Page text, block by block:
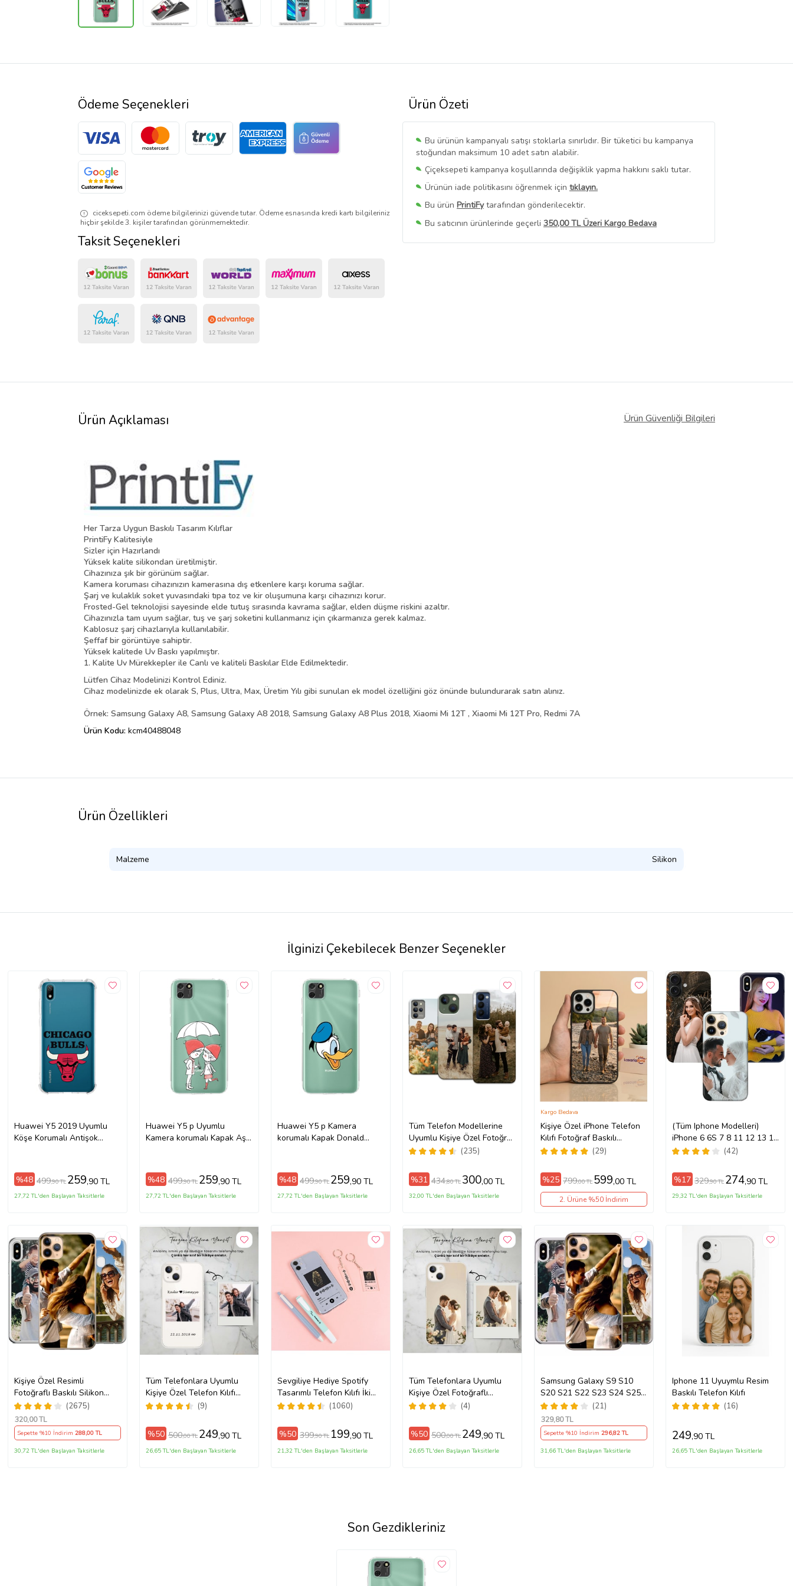
Ürün Özeti
Bu ürünün kampanyalı satışı stoklarla sınırlıdır. Bir tüketici bu kampanya
stoğundan maksimum 10 adet satın alabilir.
Çiçeksepeti kampanya koşullarında değişiklik yapma hakkını saklı tutar.
Ürünün iade politikasını öğrenmek için tıklayın.
Bu ürün PrintiFytarafından gönderilecektir.
Bu satıcının ürünlerinde geçerli 350,00 TL Üzeri Kargo Bedava
Bu SatıcınınTüm Ürünlerini Görüntüle
Ödeme Seçenekleri
ciceksepeti.com ödeme bilgilerinizi güvende tutar. Ödeme esnasında kredi kartı bilgileriniz
hiçbir şekilde 3. kişiler tarafından görünmemektedir.
Taksit Seçenekleri
Ürün Açıklaması Ürün Güvenliği Bilgileri
Her Tarza Uygun Baskılı Tasarım Kılıflar
PrintiFy Kalitesiyle
Sizler için Hazırlandı
Yüksek kalite silikondan üretilmiştir.
Cihazınıza şık bir görünüm sağlar.
Kamera koruması cihazınızın kamerasına dış etkenlere karşı koruma sağlar.
Şarj ve kulaklık soket yuvasındaki tıpa toz ve kir oluşumuna karşı cihazınızı korur.
Frosted-Gel teknolojisi sayesinde elde tutuş sırasında kavrama sağlar, elden düşme riskini azaltır.
Cihazınızla tam uyum sağlar, tuş ve şarj soketini kullanmanız için çıkarmanıza gerek kalmaz.
Kablosuz şarj cihazlarıyla kullanılabilir.
Şeffaf bir görüntüye sahiptir.
Yüksek kalitede Uv Baskı yapılmıştır.
1. Kalite Uv Mürekkepler ile Canlı ve kaliteli Baskılar Elde Edilmektedir.
Lütfen Cihaz Modelinizi Kontrol Ediniz.
Cihaz modelinizde ek olarak S, Plus, Ultra, Max, Üretim Yılı gibi sunulan ek model özelliğini göz önünde bulundurarak satın alınız.
Örnek: Samsung Galaxy A8, Samsung Galaxy A8 2018, Samsung Galaxy A8 Plus 2018, Xiaomi Mi 12T , Xiaomi Mi 12T Pro, Redmi 7A
Ürün Kodu: kcm40488048
Ürün Özellikleri
Malzeme Silikon
İlginizi Çekebilecek Benzer Seçenekler
Huawei Y5 2019 Uyumlu
Köşe Korumalı Antişok
%48 499,90 TL 259,90 TL
27,72 TL'den Başlayan Taksitlerle
Huawei Y5 p Uyumlu
Kamera korumalı Kapak Aşk
%48 499,90 TL 259,90 TL
27,72 TL'den Başlayan Taksitlerle
Huawei Y5 p Kamera
korumalı Kapak Donald
%48 499,90 TL 259,90 TL
27,72 TL'den Başlayan Taksitlerle
Tüm Telefon Modellerine
Uyumlu Kişiye Özel Fotoğraf
Baskılı Telefon Kılıfı
(235)
%31 434,80 TL 300,00 TL
32,00 TL'den Başlayan Taksitlerle
Kişiye Özel iPhone Telefon
Kılıfı Fotoğraf Baskılı
11/13/14/14Pro/14ProMax/15/15Pro/15ProMax/16/16e/16Plus/
(29)
Kargo Bedava
%25 799,00 TL 599,00 TL
2. Ürüne %50 İndirim
(Tüm Iphone Modelleri)
iPhone 6 6S 7 8 11 12 13 14
15 16 17 Pro Max Plus Mini
Fotoğraflı Kılıf
(42)
%17 329,90 TL 274,90 TL
29,32 TL'den Başlayan Taksitlerle
Kişiye Özel Resimli
Fotoğraflı Baskılı Silikon
Telefon Kılıfı Kapak Kılıf
(Telefon Modelleri
Açıklamada)
(2675)
320,00 TL
Sepette %10 İndirim 288,00 TL
30,72 TL'den Başlayan Taksitlerle
Tüm Telefonlara Uyumlu
Kişiye Özel Telefon Kılıfı
Tüm Modeller Açıklamada
(9)
%50 500,00 TL 249,90 TL
26,65 TL'den Başlayan Taksitlerle
Sevgiliye Hediye Spotify
Tasarımlı Telefon Kılıfı İki
Anahtarlık Hediyeli
(1060)
%50 399,90 TL 199,90 TL
21,32 TL'den Başlayan Taksitlerle
Tüm Telefonlara Uyumlu
Kişiye Özel Fotoğraflı
Telefon Kılıfı Modeller
(4)
%50 500,00 TL 249,90 TL
26,65 TL'den Başlayan Taksitlerle
Samsung Galaxy S9 S10
S20 S21 S22 S23 S24 S25
S26 FE Plus Ultra Kılıf Kişiye
Özel Resimli Fotoğraflı
Silikon
(21)
329,80 TL
Sepette %10 İndirim296,82 TL
31,66 TL'den Başlayan Taksitlerle
Iphone 11 Uyuymlu Resim
Baskılı Telefon Kılıfı
(16)
249,90 TL
26,65 TL'den Başlayan Taksitlerle
Son Gezdikleriniz